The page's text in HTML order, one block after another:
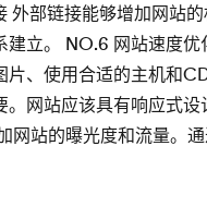
外部链接能够增加网站
立。 NO.6 网站速度
、使用合适的主机和
网站应该具有响应式
网站的曝光度和流量。